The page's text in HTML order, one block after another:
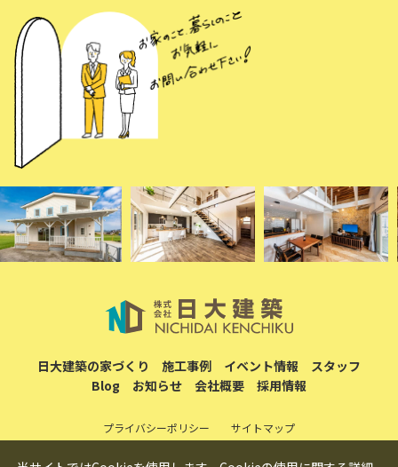
日大建築の家づくり 施工事例 イベント情報
スタッフ
Blog
お知らせ 会社概要 採用情報
プライバシーポリシー サイトマップ